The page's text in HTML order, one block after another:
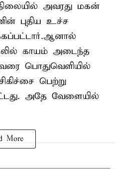
அவரது மகன்
புதிய உச்ச
காயம் அடைந்த
பொதுவெளியில்
பெற்று
அதே வேளையில்
More